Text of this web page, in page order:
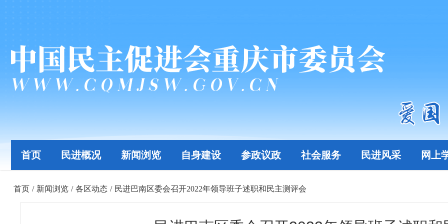
首页 民进概况 新闻浏览 自身建设 参政议政 社会服务 民进风采 网上
首页 / 新闻浏览 / 各区动态 / 民进巴南区委会召开2022年领导班子述职和民主测评会